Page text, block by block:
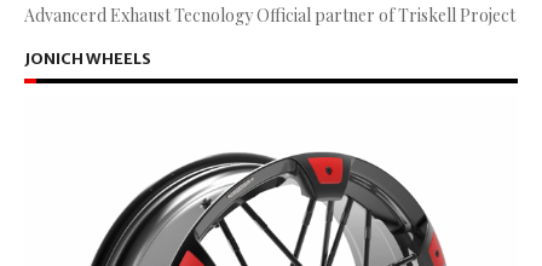
Advancerd Exhaust Tecnology Official partner of Triskell Project
JONICH WHEELS